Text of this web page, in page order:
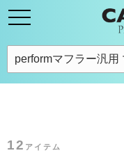
12 アイテム